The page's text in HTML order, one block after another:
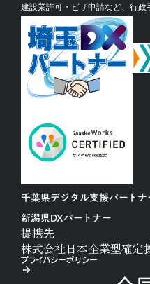
建設業許可・ビザ申請など、行
千葉県デジタル支援パート
新潟県DXパートナー
提携先
株式会社日本企業型確定
プライバシーポリシー
arrow_forward